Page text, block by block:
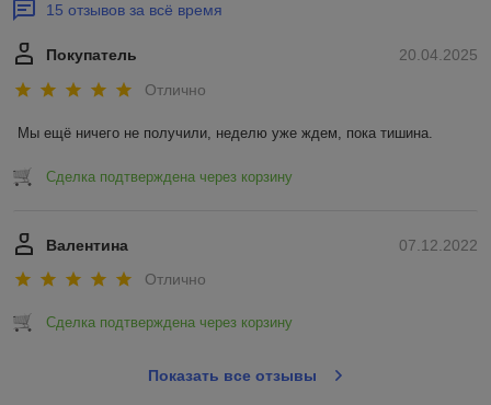
15 отзывов за всё время
20.04.2025
Покупатель
Отлично
Мы ещё ничего не получили, неделю уже ждем, пока тишина.
Сделка подтверждена через корзину
07.12.2022
Валентина
Отлично
Сделка подтверждена через корзину
Показать все отзывы